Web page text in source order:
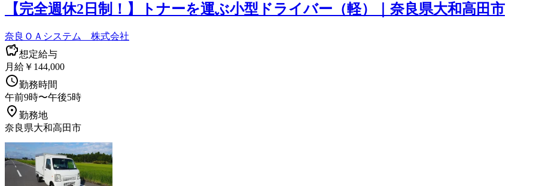
【完全週休2日制！】トナーを運ぶ小型ドライバー（軽）｜奈良県大和高田市
奈良ＯＡシステム 株式会社
想定給与
月給￥144,000
勤務時間
午前9時〜午後5時
勤務地
奈良県大和高田市